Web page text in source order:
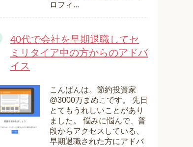
ロフィ...
40代で会社を早期退職してセ
ミリタイア中の方からのアドバ
イス
こんばんは。節約投資家
@3000万まめこです。 先日
とてもうれしいことがあり
ました。 悩みに悩んで、普
段からアクセスしている、
早期退職された方にアドバ